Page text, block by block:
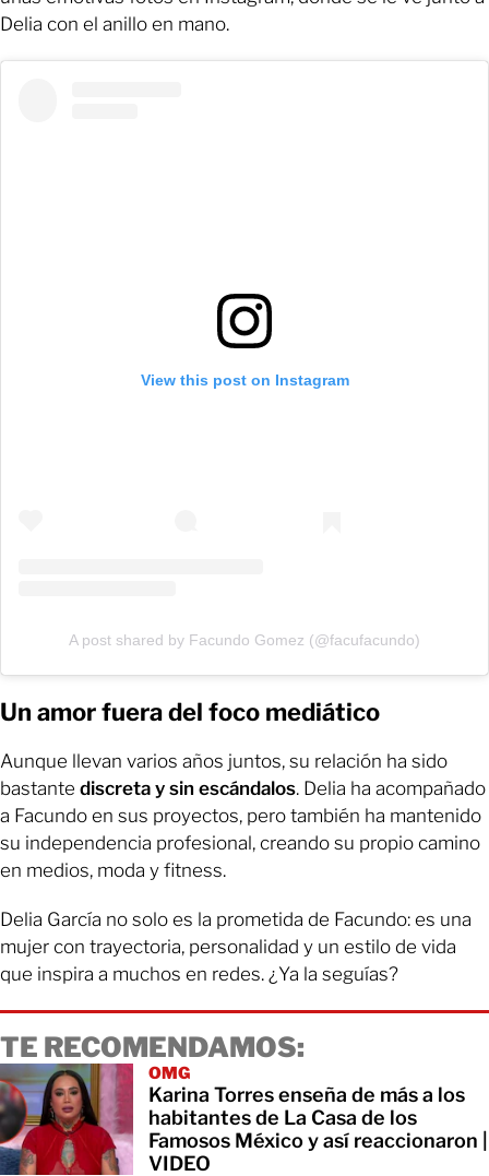
Delia con el anillo en mano.
View this post on Instagram
A post shared by Facundo Gomez (@facufacundo)
Un amor fuera del foco mediático
Aunque llevan varios años juntos, su relación ha sido
bastante discreta y sin escándalos. Delia ha acompañado
a Facundo en sus proyectos, pero también ha mantenido
su independencia profesional, creando su propio camino
en medios, moda y fitness.
Delia García no solo es la prometida de Facundo: es una
mujer con trayectoria, personalidad y un estilo de vida
que inspira a muchos en redes. ¿Ya la seguías?
TE RECOMENDAMOS:
OMG
Karina Torres enseña de más a los
habitantes de La Casa de los
Famosos México y así reaccionaron |
VIDEO